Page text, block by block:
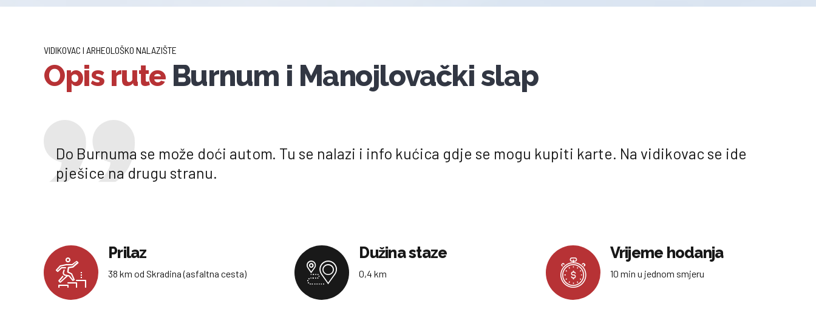
VIDIKOVAC I ARHEOLOŠKO NALAZIŠTE
Opis rute Burnum i Manojlovački slap
Do Burnuma se može doći autom. Tu se nalazi i info kućica gdje se mogu kupiti karte. Na vidikovac se ide
pješice na drugu stranu.
Prilaz
38 km od Skradina (asfaltna cesta)
Dužina staze
0,4 km
Vrijeme hodanja
10 min u jednom smjeru